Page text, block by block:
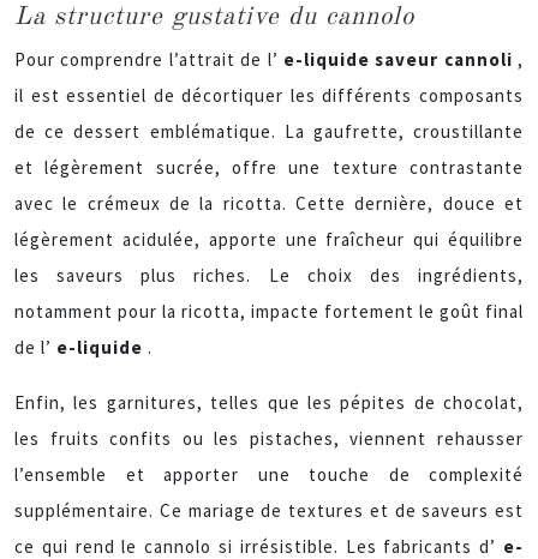
La structure gustative du cannolo
Pour comprendre l’attrait de l’ e-liquide saveur cannoli ,
il est essentiel de décortiquer les différents composants
de ce dessert emblématique. La gaufrette, croustillante
et légèrement sucrée, offre une texture contrastante
avec le crémeux de la ricotta. Cette dernière, douce et
légèrement acidulée, apporte une fraîcheur qui équilibre
les saveurs plus riches. Le choix des ingrédients,
notamment pour la ricotta, impacte fortement le goût final
de l’ e-liquide .
Enfin, les garnitures, telles que les pépites de chocolat,
les fruits confits ou les pistaches, viennent rehausser
l’ensemble et apporter une touche de complexité
supplémentaire. Ce mariage de textures et de saveurs est
ce qui rend le cannolo si irrésistible. Les fabricants d’ e-